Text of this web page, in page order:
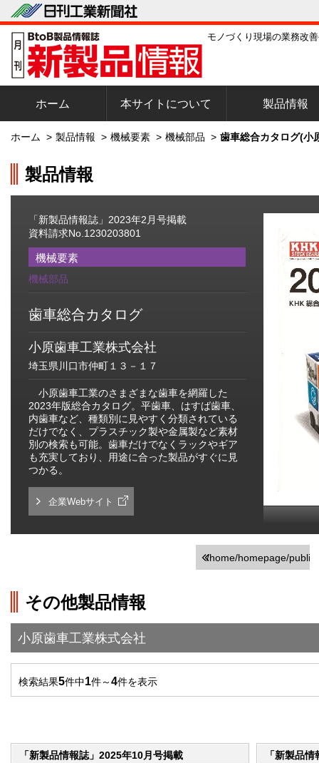
モノづくり現場の業務改
ホーム 本サイトについて 製品情報
ホーム > 製品情報 > 機械要素 > 機械部品 > 歯車総合カタログ(小
製品情報
「新製品情報誌」2023年2月号掲載
資料請求No.1230203801
機械要素
機械部品
歯車総合カタログ
小原歯車工業株式会社
埼玉県川口市仲町１３－１７
小原歯車工業のさまざまな歯車を網羅した
2023年版総合カタログ。平歯車、はすば歯車、
内歯車など、種類別に見やすく分類されている
だけでなく、プラスチック製や金属製など素材
別の検索も可能。歯車だけでなくラックやギア
も充実しており、用途に合った製品がすぐに見
つかる。
企業Webサイト
/home/homepage/
その他製品情報
小原歯車工業株式会社
検索結果5件中1件～4件を表示
「新製品情報誌」2025年10月号掲載 「新製品